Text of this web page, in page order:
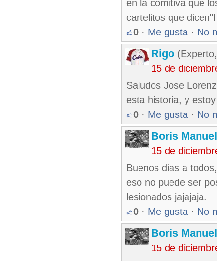
en la comitiva que
cartelitos que
0 · Me gusta · No
Rigo
15 de
Saludos Jose
esta historia, y
0 · Me gusta · No
Boris
15 de
Buenos dias a
eso no puede ser
lesionados jajajaja.
0 · Me gusta · No
Boris
15 de